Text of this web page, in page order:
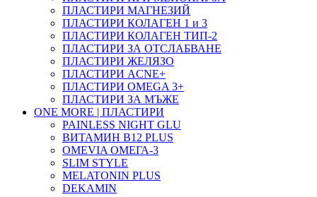
ПЛАСТИРИ МАГНЕЗИЙ
ПЛАСТИРИ КОЛАГЕН 1 и 3
ПЛАСТИРИ КОЛАГЕН ТИП-2
ПЛАСТИРИ ЗА ОТСЛАБВАНЕ
ПЛАСТИРИ ЖЕЛЯЗО
ПЛАСТИРИ ACNE+
ПЛАСТИРИ OMEGA 3+
ПЛАСТИРИ ЗА МЪЖЕ
ONE MORE | ПЛАСТИРИ
PAINLESS NIGHT GLU
ВИТАМИН B12 PLUS
ОMEVIA ОМЕГА-3
SLIM STYLE
MELATONIN PLUS
DEKAMIN